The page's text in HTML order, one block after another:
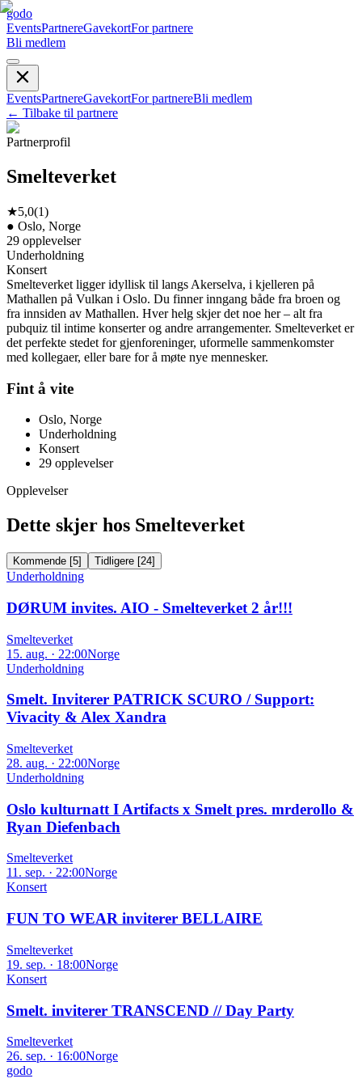
godo
EventsPartnereGavekortFor partnere
Bli medlem
EventsPartnereGavekortFor partnereBli medlem
← Tilbake til partnere
Partnerprofil
Smelteverket
★5,0(1)
● Oslo, Norge
29 opplevelser
Underholdning
Konsert
Smelteverket ligger idyllisk til langs Akerselva, i kjelleren på
Mathallen på Vulkan i Oslo. Du finner inngang både fra broen og
fra innsiden av Mathallen. Hver helg skjer det noe her – alt fra
pubquiz til intime konserter og andre arrangementer. Smelteverket er
det perfekte stedet for gjenforeninger, uformelle sammenkomster
med kollegaer, eller bare for å møte nye mennesker.
Fint å vite
Oslo, Norge
Underholdning
Konsert
29 opplevelser
Opplevelser
Dette skjer hos Smelteverket
Kommende [5] Tidligere [24]
Underholdning
DØRUM invites. AIO - Smelteverket 2 år!!!
Smelteverket
15. aug. · 22:00Norge
Underholdning
Smelt. Inviterer PATRICK SCURO / Support:
Vivacity & Alex Xandra
Smelteverket
28. aug. · 22:00Norge
Underholdning
Oslo kulturnatt I Artifacts x Smelt pres. mrderollo &
Ryan Diefenbach
Smelteverket
11. sep. · 22:00Norge
Konsert
FUN TO WEAR inviterer BELLAIRE
Smelteverket
19. sep. · 18:00Norge
Konsert
Smelt. inviterer TRANSCEND // Day Party
Smelteverket
26. sep. · 16:00Norge
godo